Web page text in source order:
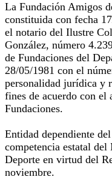
La Fundación Amigos
constituida con fecha
el notario del Ilustre
González, número
de Fundaciones del
28/05/1981 con el
personalidad jurídica y
fines de acuerdo con
Fundaciones.
Entidad dependiente
competencia estatal
Deporte en virtud del
noviembre.